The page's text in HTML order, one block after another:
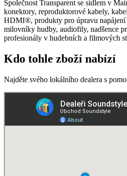
Společnost Transparent se sídlem v
konektory, reproduktorové kabely,
HDMI®, produkty pro úpravu napájení
milovníky hudby, audiofily, nadšence
profesionály v hudebních a filmových
Kdo tohle zboží nabízí
Najděte svého lokálního dealera s